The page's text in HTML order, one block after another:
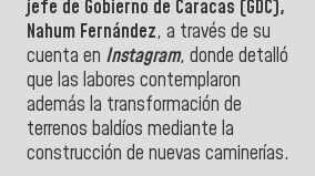
jefe de Gobierno de Caracas (GDC),
Nahum Fernández, a través de su
cuenta en Instagram, donde detalló
que las labores contemplaron
además la transformación de
terrenos baldíos mediante la
construcción de nuevas caminerías.